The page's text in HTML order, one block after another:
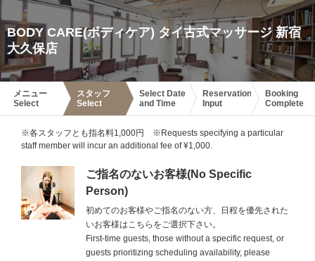
BODY CARE(ボディケア) タイ古式マッサージ 新宿
大久保店
メニュー
Select
スタッフ
Select
Select Date
and Time
Reservation
Input
Booking
Complete
※各スタッフとも指名料1,000円 ※Requests specifying a particular
staff member will incur an additional fee of ¥1,000.
ご指名のないお客様(No Specific
Person)
初めてのお客様やご指名のない方、日程を優先された
いお客様はこちらをご選択下さい。
First-time guests, those without a specific request, or
guests prioritizing scheduling availability, please